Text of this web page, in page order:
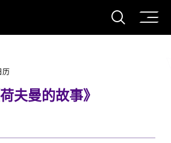
打开
历
夫曼的故事》